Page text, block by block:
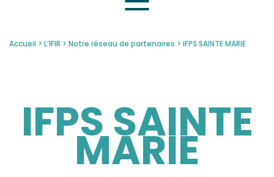
Accueil > L’IFIR > Notre réseau de partenaires > IFPS SAINTE MARIE
IFPS SAINTE
MARIE